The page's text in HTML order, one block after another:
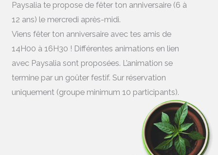
Paysalia te propose de fêter ton anniversaire (6 à
12 ans) le mercredi après-midi.
Viens fêter ton anniversaire avec tes amis de
14H00 à 16H30 ! Différentes animations en lien
avec Paysalia sont proposées. L’animation se
termine par un goûter festif. Sur réservation
uniquement (groupe minimum 10 participants).